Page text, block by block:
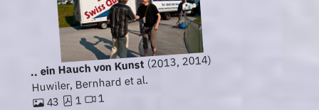
.. ein Hauch von Kunst(2013, 2014)
Huwiler, Bernhard et al.
43 1 1